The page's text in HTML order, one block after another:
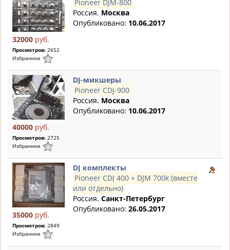
32000 руб.
Просмотров: 2652
Избранное
Pioneer DJM-800
Россия. Москва
Опубликовано: 10.06.2017
40000 руб.
Просмотров: 2725
Избранное
DJ-микшеры
Pioneer CDJ-900
Россия. Москва
Опубликовано: 10.06.2017
35000 руб.
Просмотров: 2849
Избранное
DJ комплекты
Pioneer CDJ 400 + DJM 700k (вместе
или отдельно)
Россия. Санкт-Петербург
Опубликовано: 26.05.2017